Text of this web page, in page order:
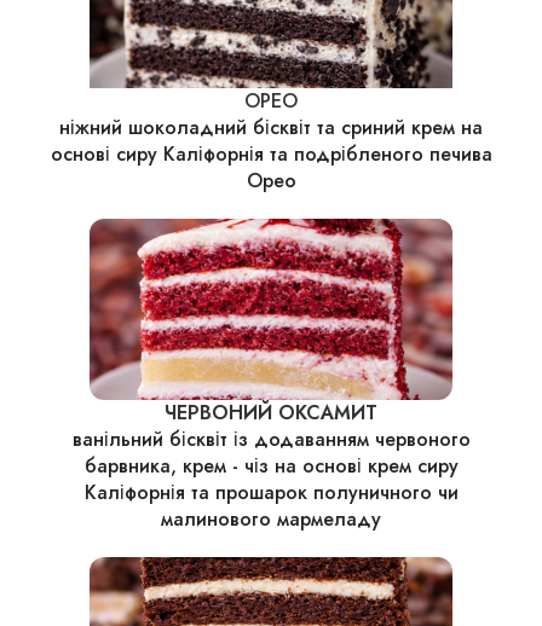
ОРЕО
ніжний шоколадний бісквіт та сриний крем на
основі сиру Каліфорнія та подрібленого печива
Орео
ЧЕРВОНИЙ ОКСАМИТ
ванільний бісквіт із додаванням червоного
барвника, крем - чіз на основі крем сиру
Каліфорнія та прошарок полуничного чи
малинового мармеладу